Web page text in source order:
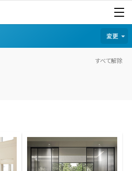
開く
変更
すべて解除